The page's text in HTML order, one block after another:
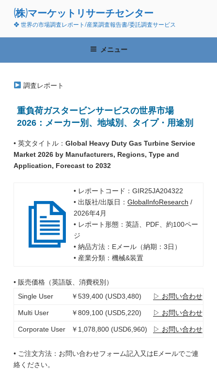
ン
(株)マーケットリサーチセンター
❖ 世界の市場調査レポート/産業調査報告書/委託調査サービス
メニュー
調査レポート
重負荷ガスタービンサービスの世界市場
2026：メーカー別、地域別、タイプ・用途別
• 英文タイトル： Global Heavy Duty Gas Turbine Service
Market 2026 by Manufacturers, Regions, Type and
Application, Forecast to 2032
• レポートコード：GIR25JA204322
• 出版社/出版日： GlobalInfoResearch /
2026年4月
• レポート形態：英語、PDF、約100ペー
ジ
• 納品方法：Eメール（納期：3日）
• 産業分類：機械&装置
• 販売価格（英語版、消費税別）
Single User
￥539,400 (USD3,480) ▷ お問い合わせ
Multi User ￥809,100 (USD5,220) ▷ お問い合わせ
Corporate User ￥1,078,800 (USD6,960) ▷ お問い合わせ
• ご注文方法：お問い合わせフォーム記入又はEメールでご連
絡ください。